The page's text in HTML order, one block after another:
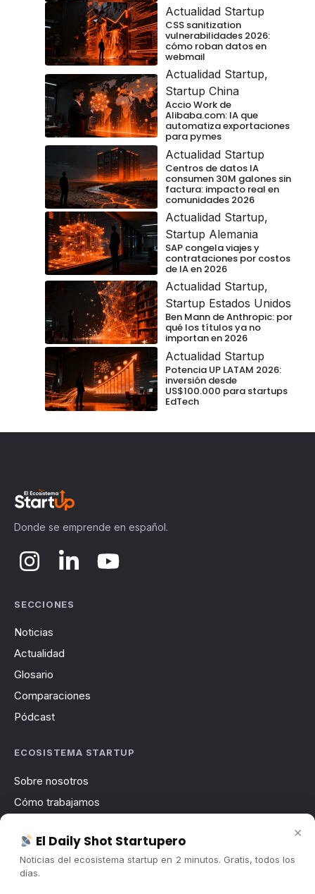
Actualidad Startup
CSS sanitization
vulnerabilidades 2026:
cómo roban datos en
webmail
Actualidad Startup,
Startup China
Accio Work de
Alibaba.com: IA que
automatiza exportaciones
para pymes
Actualidad Startup
Centros de datos IA
consumen 30M galones sin
factura: impacto real en
comunidades 2026
Actualidad Startup,
Startup Alemania
SAP congela viajes y
contrataciones por costos
de IA en 2026
Actualidad Startup,
Startup Estados Unidos
Ben Mann de Anthropic: por
qué los títulos ya no
importan en 2026
Actualidad Startup
Potencia UP LATAM 2026:
inversión desde
US$100.000 para startups
EdTech
Donde se emprende en español.
SECCIONES
Noticias
Actualidad
Glosario
Comparaciones
Pódcast
ECOSISTEMA STARTUP
Sobre nosotros
Cómo trabajamos
Contacto
Publicidad
×
El Daily Shot Startupero
Noticias del ecosistema startup en 2 minutos. Gratis, todos los
días.